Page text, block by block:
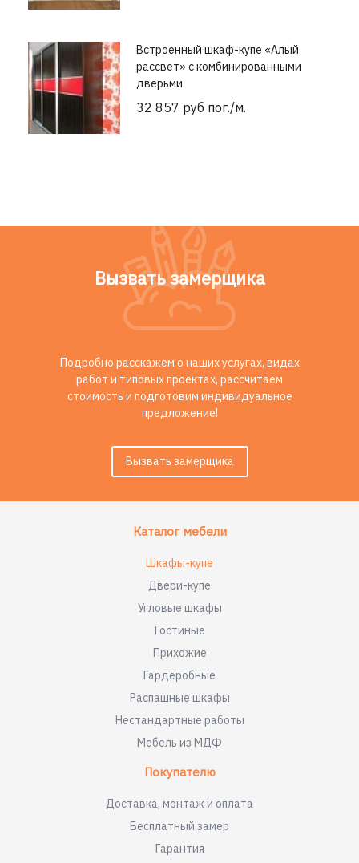
Встроенный шкаф-купе «Алый
рассвет» с комбинированными
дверьми
32 857 руб пог./м.
Вызвать замерщика
Подробно расскажем о наших услугах, видах
работ и типовых проектах, рассчитаем
стоимость и подготовим индивидуальное
предложение!
Вызвать замерщика
Каталог мебели
Шкафы-купе
Двери-купе
Угловые шкафы
Гостиные
Прихожие
Гардеробные
Распашные шкафы
Нестандартные работы
Мебель из МДФ
Покупателю
Доставка, монтаж и оплата
Бесплатный замер
Гарантия